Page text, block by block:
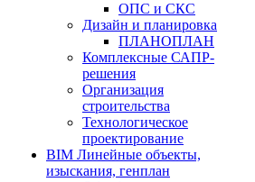
ОПС и СКС
Дизайн и планировка
ПЛАНОПЛАН
Комплексные САПР-
решения
Организация
строительства
Технологическое
проектирование
BIM Линейные объекты,
изыскания, генплан